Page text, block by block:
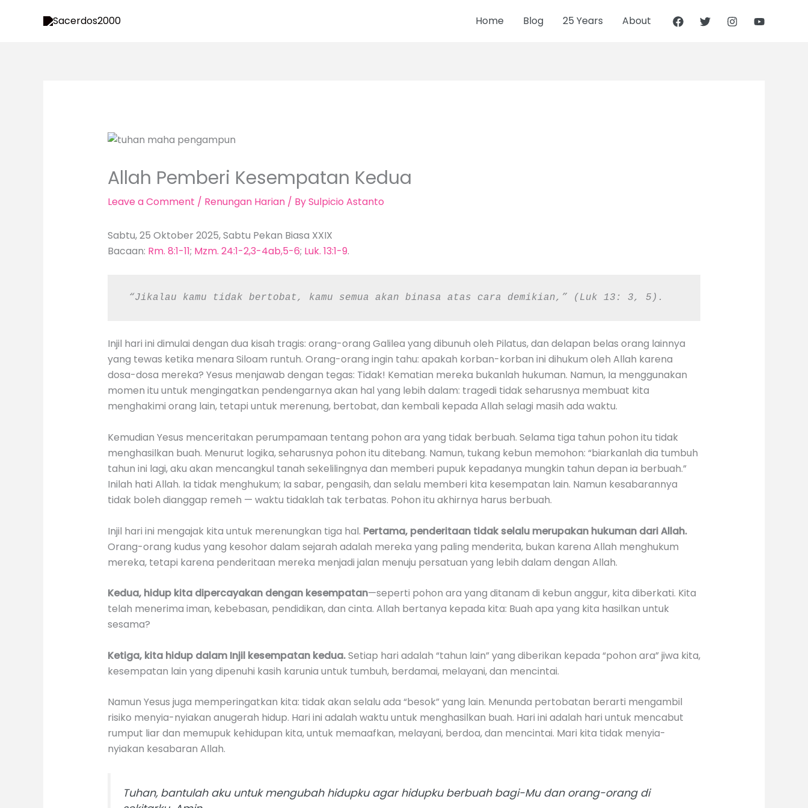
Home Blog 25 Years About
Allah Pemberi Kesempatan Kedua
Leave a Comment / Renungan Harian/ BySulpicio Astanto
Sabtu, 25 Oktober 2025, Sabtu Pekan Biasa XXIX
Bacaan: Rm. 8:1-11; Mzm. 24:1-2,3-4ab,5-6; Luk. 13:1-9.
“Jikalau kamu tidak bertobat, kamu semua akan binasa atas cara demikian,” (Luk 13: 3, 5).
Injil hari ini dimulai dengan dua kisah tragis: orang-orang Galilea yang dibunuh oleh Pilatus, dan delapan belas orang lainnya
yang tewas ketika menara Siloam runtuh. Orang-orang ingin tahu: apakah korban-korban ini dihukum oleh Allah karena
dosa-dosa mereka? Yesus menjawab dengan tegas: Tidak! Kematian mereka bukanlah hukuman. Namun, Ia menggunakan
momen itu untuk mengingatkan pendengarnya akan hal yang lebih dalam: tragedi tidak seharusnya membuat kita
menghakimi orang lain, tetapi untuk merenung, bertobat, dan kembali kepada Allah selagi masih ada waktu.
Kemudian Yesus menceritakan perumpamaan tentang pohon ara yang tidak berbuah. Selama tiga tahun pohon itu tidak
menghasilkan buah. Menurut logika, seharusnya pohon itu ditebang. Namun, tukang kebun memohon: “biarkanlah dia tumbuh
tahun ini lagi, aku akan mencangkul tanah sekelilingnya dan memberi pupuk kepadanya mungkin tahun depan ia berbuah.”
Inilah hati Allah. Ia tidak menghukum; Ia sabar, pengasih, dan selalu memberi kita kesempatan lain. Namun kesabarannya
tidak boleh dianggap remeh — waktu tidaklah tak terbatas. Pohon itu akhirnya harus berbuah.
Injil hari ini mengajak kita untuk merenungkan tiga hal. Pertama, penderitaan tidak selalu merupakan hukuman dari Allah.
Orang-orang kudus yang kesohor dalam sejarah adalah mereka yang paling menderita, bukan karena Allah menghukum
mereka, tetapi karena penderitaan mereka menjadi jalan menuju persatuan yang lebih dalam dengan Allah.
Kedua, hidup kita dipercayakan dengan kesempatan—seperti pohon ara yang ditanam di kebun anggur, kita diberkati. Kita
telah menerima iman, kebebasan, pendidikan, dan cinta. Allah bertanya kepada kita: Buah apa yang kita hasilkan untuk
sesama?
Ketiga, kita hidup dalam Injil kesempatan kedua.Setiap hari adalah “tahun lain” yang diberikan kepada “pohon ara” jiwa kita,
kesempatan lain yang dipenuhi kasih karunia untuk tumbuh, berdamai, melayani, dan mencintai.
Namun Yesus juga memperingatkan kita: tidak akan selalu ada “besok” yang lain. Menunda pertobatan berarti mengambil
risiko menyia-nyiakan anugerah hidup. Hari ini adalah waktu untuk menghasilkan buah. Hari ini adalah hari untuk mencabut
rumput liar dan memupuk kehidupan kita, untuk memaafkan, melayani, berdoa, dan mencintai. Mari kita tidak menyia-
nyiakan kesabaran Allah.
Tuhan, bantulah aku untuk mengubah hidupku agar hidupku berbuah bagi-Mu dan orang-orang di